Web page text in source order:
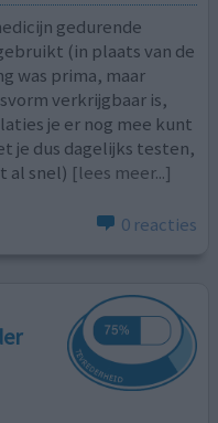
gedurende
(in plaats van de
was prima, maar
verkrijgbaar is,
je er nog mee kunt
je dus dagelijks testen,
al snel) [lees meer...]
0 reacties